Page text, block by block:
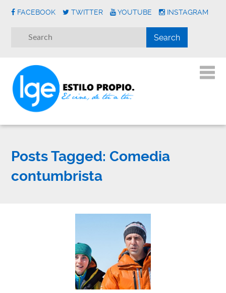
FACEBOOK TWITTER YOUTUBE INSTAGRAM
Posts Tagged: Comedia
contumbrista